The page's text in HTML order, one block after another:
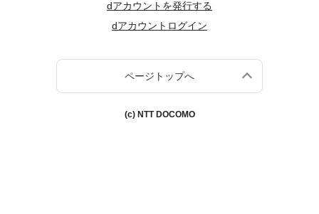
dアカウントを発行する
dアカウントログイン
ページトップへ
(c) NTT DOCOMO